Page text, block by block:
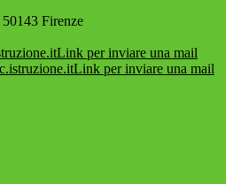
Firenze
Link per inviare una mail
Link per inviare una mail